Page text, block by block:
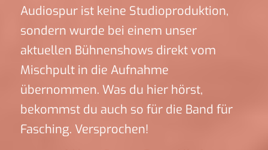
Audiospur ist keine Studioproduktion,
sondern wurde bei einem unser
aktuellen Bühnenshows direkt vom
Mischpult in die Aufnahme
übernommen. Was du hier hörst,
bekommst du auch so für die Band für
Fasching. Versprochen!